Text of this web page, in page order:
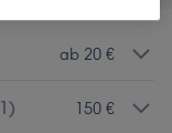
ab 20 €
1) 150 €